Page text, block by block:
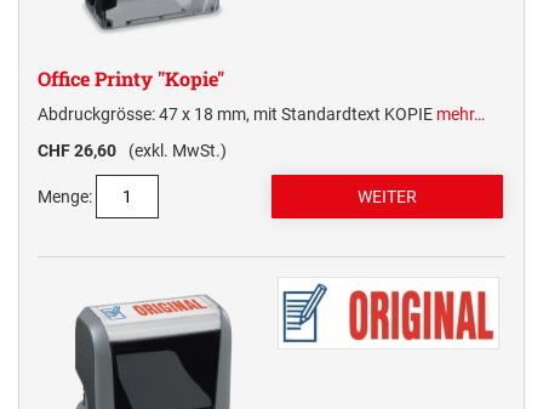
Office Printy "Kopie"
Abdruckgrösse: 47 x 18 mm, mit Standardtext KOPIE mehr…
CHF 26,60
(exkl. MwSt.)
Menge: